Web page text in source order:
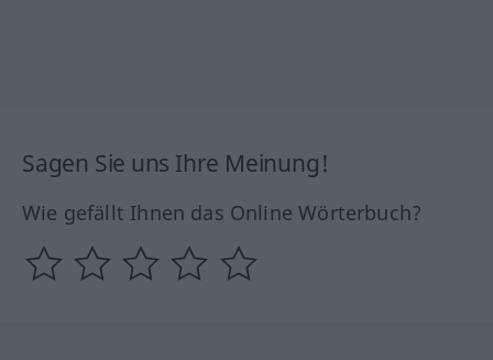
Sagen Sie uns Ihre Meinung!
Wie gefällt Ihnen das Online Wörterbuch?